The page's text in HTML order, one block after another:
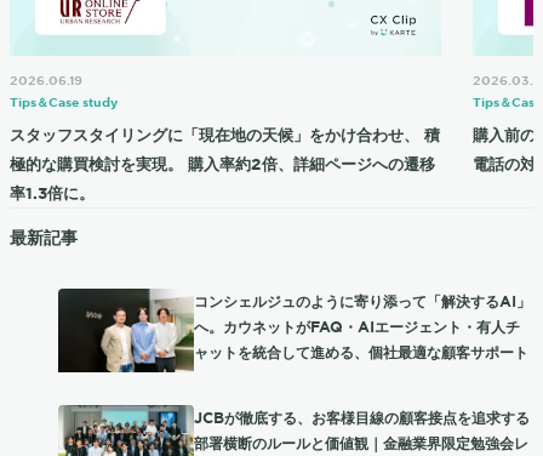
2026.06.19
Tips＆Case study
スタッフスタイリングに「現在地の天候」をかけ合わせ、 積
極的な購買検討を実現。 購入率約2倍、詳細ページへの遷移
率1.3倍に。
Tips＆
購入前の
電話の
最新記事
コンシェルジュのように寄り添って「解決するAI」
へ。カウネットがFAQ・AIエージェント・有人チ
ャットを統合して進める、個社最適な顧客サポート
JCBが徹底する、お客様目線の顧客接点を追求する
部署横断のルールと価値観｜金融業界限定勉強会レ